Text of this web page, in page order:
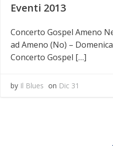
Eventi 2013
Concerto Gospel Ameno
ad Ameno (No) –
Concerto Gospel […]
by Il Blues on Dic 31